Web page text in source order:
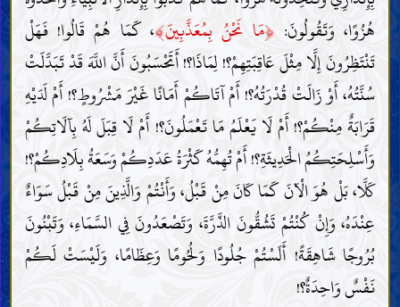
هُزُوًا، وَتَقُولُونَ: ﴿مَا نَحْنُ بِمُعَذَّبِينَ﴾، كَمَا هُمْ قَالُوا! فَهَلْ
تَنْتَظِرُونَ إِلَّا مِثْلَ عَاقِبَتِهِمْ؟! لِمَاذَا؟! أَتَحْسَبُونَ أَنَّ اللَّهَ قَدْ تَبَدَّلَتْ
سُنَّتُهُ، أَوْ زَالَتْ قُدْرَتُهُ؟! أَمْ آتَاكُمْ أَمَانًا غَيْرَ مَشْرُوطٍ؟! أَمْ لَدَيْهِ
قَرَابَةٌ مِنْكُمْ؟! أَمْ لَا يَعْلَمُ مَا تَعْمَلُونَ؟! أَمْ لَا قِبَلَ لَهُ بِآلَاتِكُمْ
وَأَسْلِحَتِكُمُ الْحَدِيثَةِ؟! أَمْ تُهِمُّهُ كَثْرَةُ عَدَدِكُمْ وَسَعَةُ بِلَادِكُمْ؟!
كَلَّا، بَلْ هُوَ الْآنَ كَمَا كَانَ مِنْ قَبْلُ، وَأَنْتُمْ وَالَّذِينَ مِنْ قَبْلُ سَوَاءٌ
عِنْدَهُ، وَإِنْ كُنْتُمْ تَشُقُّونَ الذَّرَّةَ، وَتَصْعَدُونَ فِي السَّمَاءِ، وَتَبْنُونَ
بُرُوجًا شَاهِقَةً! أَلَسْتُمْ جُلُودًا وَلُحُومًا وَعِظَامًا، وَلَيْسَتْ لَكُمْ
نَفْسٌ وَاحِدَةٌ؟!